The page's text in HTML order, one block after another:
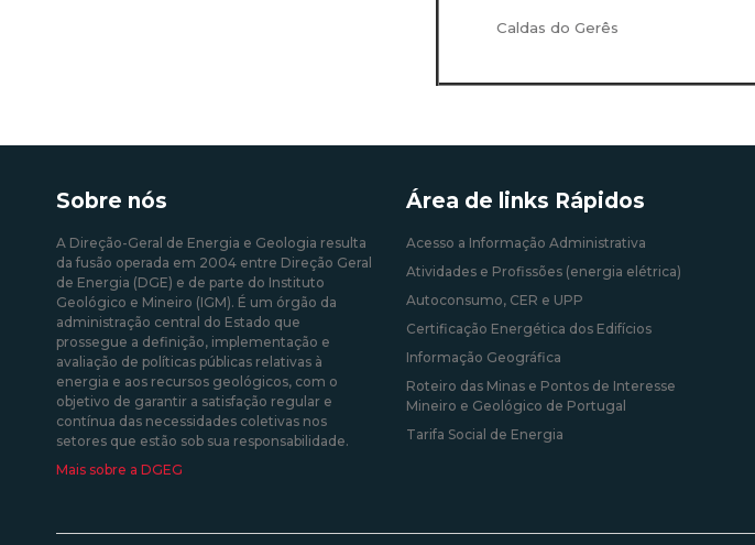
Caldas do Gerês
Sobre nós
A Direção-Geral de Energia e Geologia resulta
da fusão operada em 2004 entre Direção Geral
de Energia (DGE) e de parte do Instituto
Geológico e Mineiro (IGM). É um órgão da
administração central do Estado que
prossegue a definição, implementação e
avaliação de políticas públicas relativas à
energia e aos recursos geológicos, com o
objetivo de garantir a satisfação regular e
contínua das necessidades coletivas nos
setores que estão sob sua responsabilidade.
Mais sobre a DGEG
Área de links Rápidos
Acesso a Informação Administrativa
Atividades e Profissões (energia elétrica)
Autoconsumo, CER e UPP
Certificação Energética dos Edifícios
Informação Geográfica
Roteiro das Minas e Pontos de Interesse
Mineiro e Geológico de Portugal
Tarifa Social de Energia